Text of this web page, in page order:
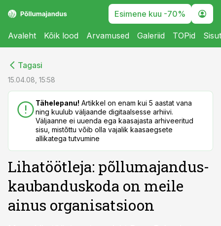
Esimene kuu -70%
Avaleht Kõik lood Arvamused Galeriid TOPid
Tagasi
15.04.08, 15:58
Tähelepanu! Artikkel on enam kui 5 aastat vana
ning kuulub väljaande digitaalsesse arhiivi.
Väljaanne ei uuenda ega kaasajasta arhiveeritud
sisu, mistõttu võib olla vajalik kaasaegsete
allikatega tutvumine
Lihatöötleja: põllumajandus-
kaubanduskoda on meile
ainus organisatsioon